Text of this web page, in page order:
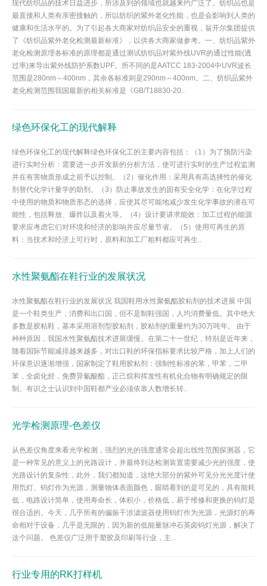
现代纺织品的技术日益进步，所涉及到的领域也就越来约广泛了。纺织品也是
最直接和人类有亲密接触的，所以纺织的紫外老化性能，也是会影响到人类的
健康和生活水平的。为了引起各大商家对纺织品安全的重视，翁开尔集团提供
了《纺织品紫外老化检测最新标准》，以供各大商家做参考。一、纺织品紫外
老化检测原理各标准的原理都是通过测试纺织品对紫外线UVR的通过性能(透
过率)来导出紫外线防护系数UPF。所不同的是AATCC 183-2004中UVR波长
范围是280nm～400nm，其余各标准则是290nm～400nm。二、纺织品紫外
老化检测范围我国最新的相关标准是《GB/T18830-20..
绿色环保化工的现代解释
绿色环保化工的现代解释绿色环保化工的主要内容包括：（1）为了预防污染
进行实时分析：需要进一步开发新的分析方法，使可进行实时的生产过程监测
并在有害物质形成之前予以控制。（2）催化作用：采用具有高选择性的催化
剂替代化学计量学的助剂。（3）防止事故发生的固有安全化学：在化学过程
中使用的物质和物质形态的选择，应使其尽可能地减少发生化学事故的潜在可
能性，包括释放、爆炸以及着火等。（4）设计要讲求能效：加工过程的能源
要求应考虑它们对环境和经济的影响并应尽量节省。（5）使用可再生的原
料：当技术和经济上可行时，原料和加工厂粗料都应可再生..
水性聚氨酯在鞋行业的发展状况
水性聚氨酯在鞋行业的发展状况 我国鞋用水性聚氨酯胶粘剂的技术进展 中国
是一个鞋类生产，消费和出口国，但不是制鞋强国，人均消费量低。其中绝大
多数是胶粘鞋，基本采用溶剂型胶粘剂，胶粘剂的重量约为30万吨年。 由于
种种原因，我国水性聚氨酯技术进展缓慢。在第二十一世纪，特别是近年来，
随着国际节能减排越来越多，对出口鞋的环保指标要求比较严格，加上人们的
环保意识逐渐增强，国家制定了鞋用胶粘剂：强制性标准的苯，甲苯，二甲
苯，全卤化烃，免费异氰酸酯，正己烷和挥发性有机化合物有明确规定的限
制。有识之士认识到中国鞋都产业必须依靠人数增长转..
光学检测原理-色差仪
从色差仪角度来看光学检测，强烈的光的强度通常会超出线性范围探测器，它
是一种常见的意义上的光路设计，并最终到达检测装置需要减少光的强度，使
光路设计的复杂性，此外，我们都知道，这绝大部分的紫外可见分光光度计使
用氘灯、钨灯作为光源，测量物体表面颜色，眼睛看到的是可见的，具有能耗
低，电路设计简单，使用寿命长，体积小，价格低，易于维修和更换的钨灯是
很合适的。今天，几乎所有的偏振干涉滤波器使用钨灯作为光源，光源灯的寿
命相对于设备，几乎是无限的，因为新的低能量脉冲石英卤钨灯光源，解决了
这个问题。 色差仪广泛用于塑胶及印刷等行业，主..
行业专用的RK打样机